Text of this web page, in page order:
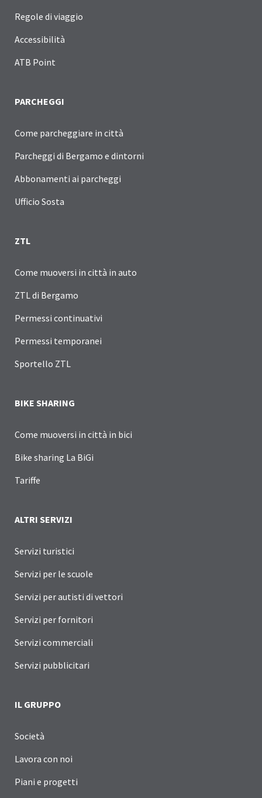
Regole di viaggio
Accessibilità
ATB Point
PARCHEGGI
Come parcheggiare in città
Parcheggi di Bergamo e dintorni
Abbonamenti ai parcheggi
Ufficio Sosta
ZTL
Come muoversi in città in auto
ZTL di Bergamo
Permessi continuativi
Permessi temporanei
Sportello ZTL
BIKE SHARING
Come muoversi in città in bici
Bike sharing La BiGi
Tariffe
ALTRI SERVIZI
Servizi turistici
Servizi per le scuole
Servizi per autisti di vettori
Servizi per fornitori
Servizi commerciali
Servizi pubblicitari
IL GRUPPO
Società
Lavora con noi
Piani e progetti